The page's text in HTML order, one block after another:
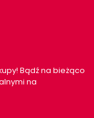
Bądź na bieżąco
na